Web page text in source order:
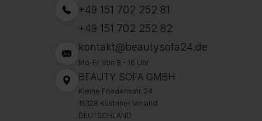
+49 151 702 252 81
+49 151 702 252 82
kontakt@beautysofa24.de
Mo-Fr. Von 8 - 16 Uhr
BEAUTY SOFA GMBH
Kleine Friedensstr. 24
15328 Küstriner Vorland
DEUTSCHLAND